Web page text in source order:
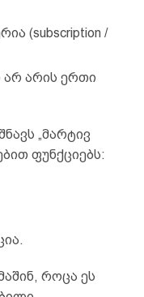
(subscription /
არ არის ერთი
„მარტივ
ფუნქციებს:
როცა ეს